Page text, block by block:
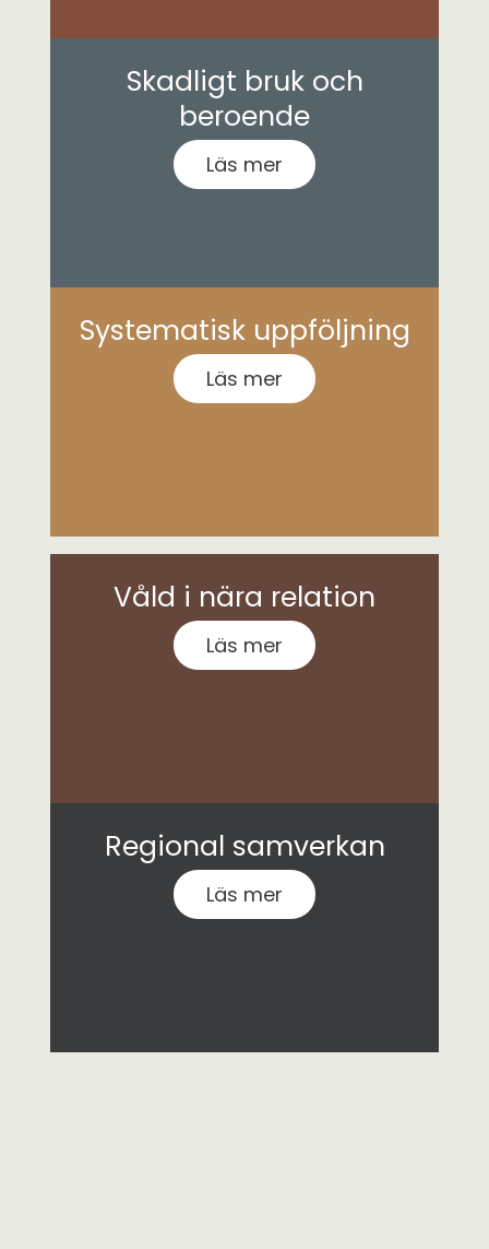
Skadligt bruk och
beroende
Läs mer
Systematisk uppföljning
Läs mer
Våld i nära relation
Läs mer
Regional samverkan
Läs mer